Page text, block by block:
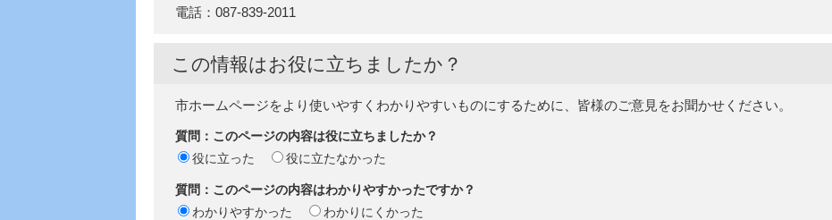
電話：087-839-2011
この情報はお役に立ちましたか？
市ホームページをより使いやすくわかりやすいものにするために、皆様のご意見をお聞かせください。
質問：このページの内容は役に立ちましたか？
役に立った
役に立たなかった
質問：このページの内容はわかりやすかったですか？
わかりやすかった
わかりにくかった